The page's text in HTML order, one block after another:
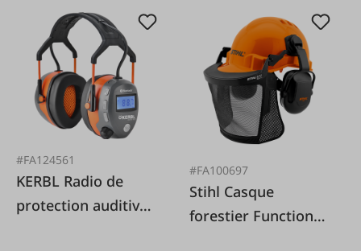
#FA124561
KERBL Radio de
protection auditive
#FA100697
Stihl Casque
forestier Function